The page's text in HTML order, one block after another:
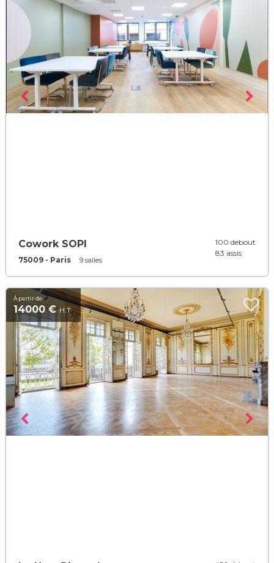
Cowork SOPI
75009 - Paris 9 salles
100 debout
83 assis
À partir de
14000 €H.T